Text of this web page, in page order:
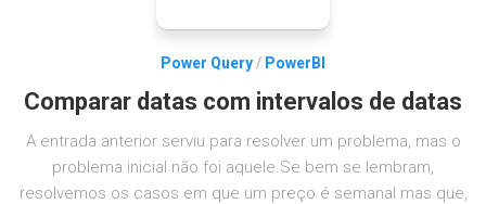
Power Query/ PowerBI
Comparar datas com intervalos de datas
A entrada anterior serviu para resolver um problema, mas o
problema inicial não foi aquele.Se bem se lembram,
resolvemos os casos em que um preço é semanal mas que,